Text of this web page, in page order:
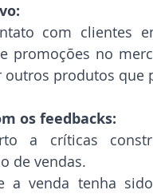
com clientes
promoções no
outros produtos que
os feedbacks:
a críticas
de vendas.
a venda tenha